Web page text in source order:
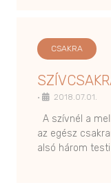
CSAKRA
• 2018.07.01.
A szívnél a
az egész
alsó három